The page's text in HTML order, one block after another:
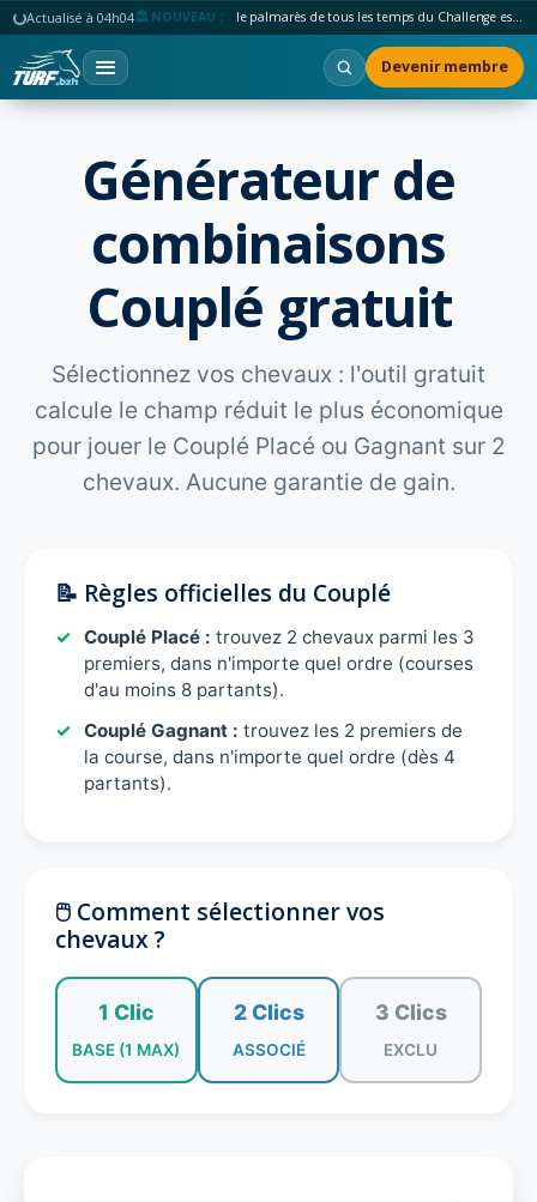
Actualisé à 04h04🏛️ NOUVEAU : le palmarès de tous les temps du Challenge est en ligne.
Devenir membre
Générateur de
combinaisons
Couplé gratuit
Sélectionnez vos chevaux : l'outil gratuit
calcule le champ réduit le plus économique
pour jouer le Couplé Placé ou Gagnant sur 2
chevaux. Aucune garantie de gain.
📝 Règles officielles du Couplé
Couplé Placé : trouvez 2 chevaux parmi les 3
premiers, dans n'importe quel ordre (courses
d'au moins 8 partants).
Couplé Gagnant : trouvez les 2 premiers de
la course, dans n'importe quel ordre (dès 4
partants).
🖱️ Comment sélectionner vos
chevaux ?
1 Clic
BASE (1 MAX)
2 Clics
ASSOCIÉ
3 Clics
EXCLU